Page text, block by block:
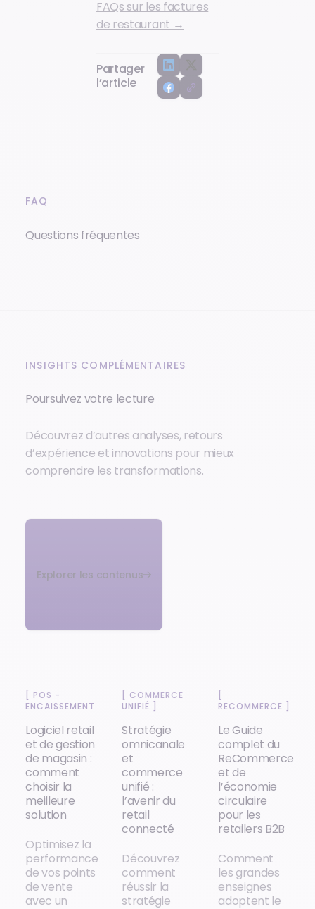
FAQs sur les factures
de restaurant →
Partager
l’article
FAQ
Questions fréquentes
INSIGHTS COMPLÉMENTAIRES
Poursuivez votre lecture
Découvrez d’autres analyses, retours
d’expérience et innovations pour mieux
comprendre les transformations.
Explorer les contenus
POS -
ENCAISSEMENT
Logiciel retail
et de gestion
de magasin :
comment
choisir la
meilleure
solution
Optimisez la
performance
de vos points
de vente
avec un
COMMERCE
UNIFIÉ
Stratégie
omnicanale
et
commerce
unifié :
l’avenir du
retail
connecté
Découvrez
comment
réussir la
stratégie
RECOMMERCE
Le Guide
complet du
ReCommerce
et de
l’économie
circulaire
pour les
retailers B2B
Comment
les grandes
enseignes
adoptent le